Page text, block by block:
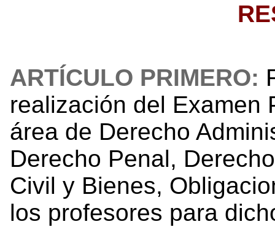
ARTÍCULO PRIMERO:
realización del Examen
área de Derecho
Derecho Penal,
Civil y Bienes,
los profesores para